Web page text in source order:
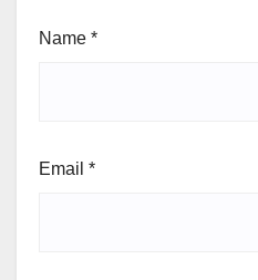
Name *
Email *